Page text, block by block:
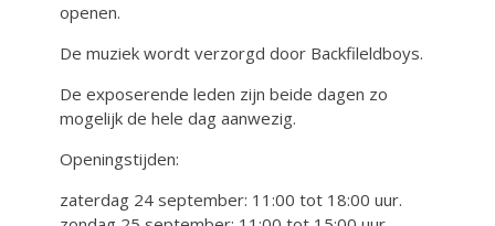
openen.
De muziek wordt verzorgd door Backfileldboys.
De exposerende leden zijn beide dagen zo
mogelijk de hele dag aanwezig.
Openingstijden:
zaterdag 24 september: 11:00 tot 18:00 uur.